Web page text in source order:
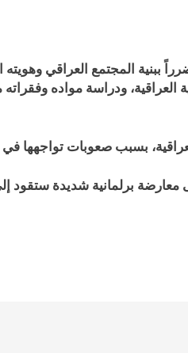
ببنية المجتمع العراقي
العراقية، ودراسة مواده
بسبب صعوبات تواجهها في
معارضة برلمانية شديدة